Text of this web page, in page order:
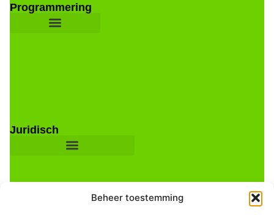
Beheer toestemming
Programmering
Juridisch